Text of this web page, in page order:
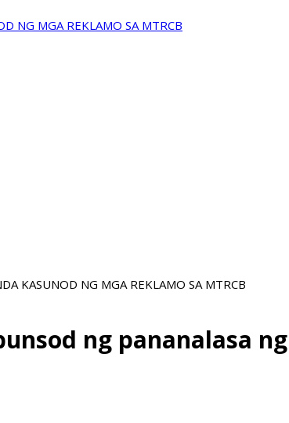
NG MGA REKLAMO SA MTRCB
KASUNOD NG MGA REKLAMO SA MTRCB
ng pananalasa